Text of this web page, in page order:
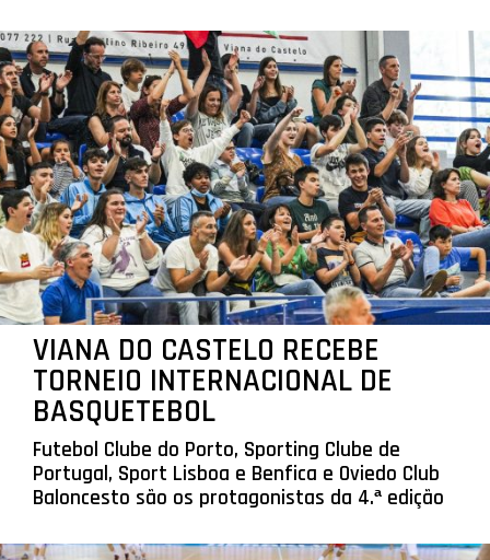
VIANA DO CASTELO RECEBE
TORNEIO INTERNACIONAL DE
BASQUETEBOL
Futebol Clube do Porto, Sporting Clube de
Portugal, Sport Lisboa e Benfica e Oviedo Club
Baloncesto são os protagonistas da 4.ª edição